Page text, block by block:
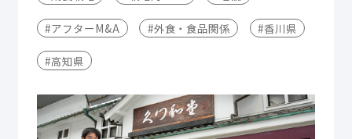
#アフターM&A #外食・食品関係 #香川県
#高知県